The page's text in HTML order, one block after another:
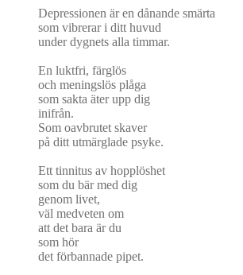
Depressionen är en dånande smärta
som vibrerar i ditt huvud
under dygnets alla timmar.
En luktfri, färglös
och meningslös plåga
som sakta äter upp dig
inifrån.
Som oavbrutet skaver
på ditt utmärglade psyke.
Ett tinnitus av hopplöshet
som du bär med dig
genom livet,
väl medveten om
att det bara är du
som hör
det förbannade pipet.